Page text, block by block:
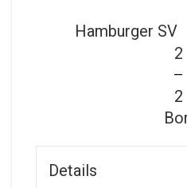
Hamburger SV
2
—
2
Details